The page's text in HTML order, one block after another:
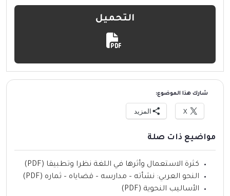
التحميل
شارك هذا الموضوع:
X المزيد
مواضيع ذات صلة
كثرة الاستعمال وأثرها في اللغة نظرا وتطبيقا (PDF)
النحو العربي: نشأته – مدارسه – قضاياه – ثماره (PDF)
الأساليب النحوية (PDF)